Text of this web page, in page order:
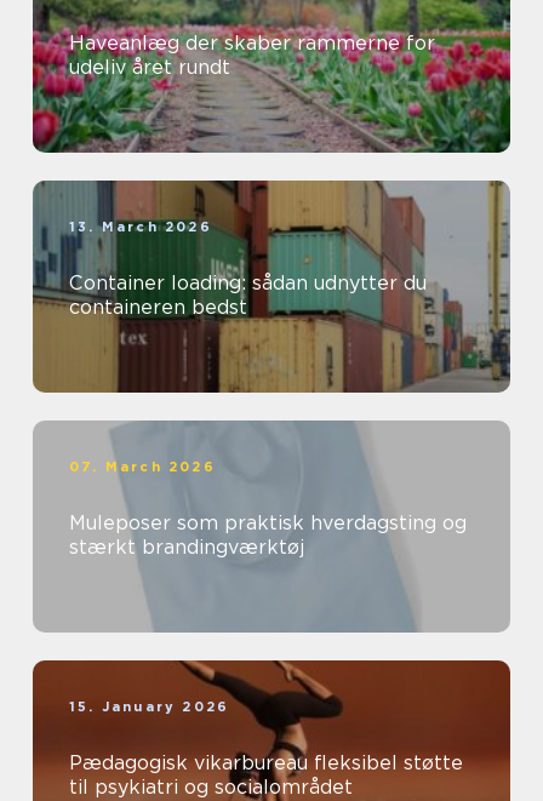
Haveanlæg der skaber rammerne for
udeliv året rundt
13. March 2026
Container loading: sådan udnytter du
containeren bedst
07. March 2026
Muleposer som praktisk hverdagsting og
stærkt brandingværktøj
15. January 2026
Pædagogisk vikarbureau fleksibel støtte
til psykiatri og socialområdet